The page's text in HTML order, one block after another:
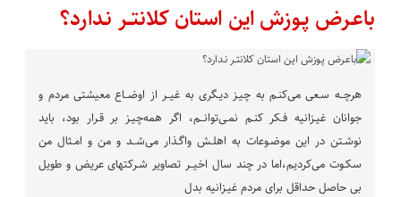
باعـرض پـوزش این استان کلانتــر نـدارد؟
هرچــه سـعی می‌کنـم به چیـز دیـگری به غیــر از اوضــاع معیشتی مردم و
جوانان غیـزانیه فـکر کنـم نمـی‌توانــم، اگر همه‌چیـز بر قـرار بود، باید
نوشـتن در این موضـوعات به اهلـش واگـذار می‌شــد و من و امـثال من
سکـوت می‌کردیم،اما در چند سال اخیــر تصاویر شـرکتهای عریض و طویل
بی حاصل حداقل برای مردم غیـزانیه بدل